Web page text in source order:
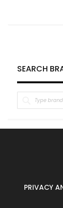
SEARCH
PRIVACY